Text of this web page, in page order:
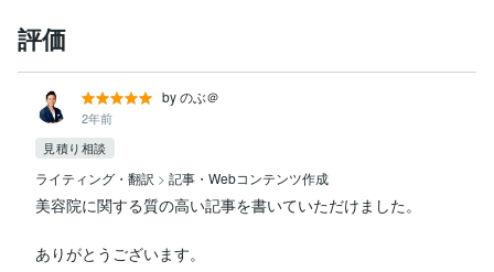
評価
by のぶ＠
2年前
見積り相談
ライティング・翻訳 > 記事・Webコンテンツ作成
美容院に関する質の高い記事を書いていただけました。
ありがとうございます。